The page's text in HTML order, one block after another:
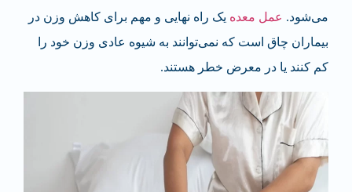
می‌شود. عمل معده یک راه نهایی و مهم برای کاهش وزن در
بیماران چاق است که نمی‌توانند به شیوه عادی وزن خود را
کم کنند یا در معرض خطر هستند.